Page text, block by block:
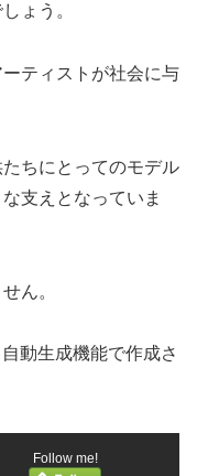
ょう。
ティストが社会に与
ちにとってのモデル
支えとなっていま
ん。
動生成機能で作成さ
Follow me!